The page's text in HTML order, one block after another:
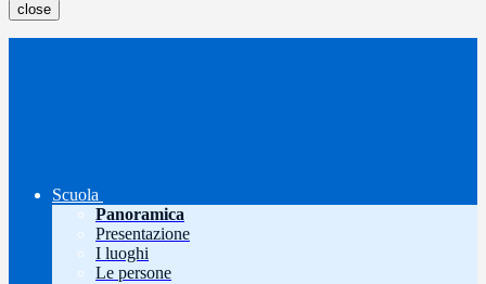
close
Scuola
Panoramica
Presentazione
I luoghi
Le persone